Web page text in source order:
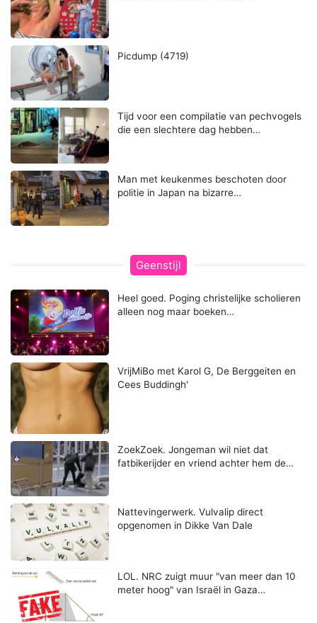
Picdump (4719)
Tijd voor een compilatie van pechvogels
die een slechtere dag hebben…
Man met keukenmes beschoten door
politie in Japan na bizarre…
Geenstijl
Heel goed. Poging christelijke scholieren
alleen nog maar boeken…
VrijMiBo met Karol G, De Berggeiten en
Cees Buddingh'
ZoekZoek. Jongeman wil niet dat
fatbikerijder en vriend achter hem de…
Nattevingerwerk. Vulvalip direct
opgenomen in Dikke Van Dale
LOL. NRC zuigt muur "van meer dan 10
meter hoog" van Israël in Gaza…